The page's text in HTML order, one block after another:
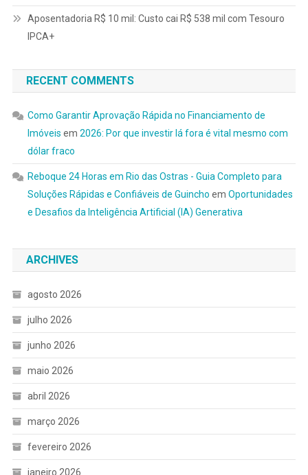
Aposentadoria R$ 10 mil: Custo cai R$ 538 mil com Tesouro
IPCA+
RECENT COMMENTS
Como Garantir Aprovação Rápida no Financiamento de
Imóveis em 2026: Por que investir lá fora é vital mesmo com
dólar fraco
Reboque 24 Horas em Rio das Ostras - Guia Completo para
Soluções Rápidas e Confiáveis de Guincho em Oportunidades
e Desafios da Inteligência Artificial (IA) Generativa
ARCHIVES
agosto 2026
julho 2026
junho 2026
maio 2026
abril 2026
março 2026
fevereiro 2026
janeiro 2026